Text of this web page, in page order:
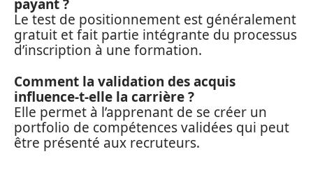
payant ?
Le test de positionnement est généralement
gratuit et fait partie intégrante du processus
d’inscription à une formation.
Comment la validation des acquis
influence-t-elle la carrière ?
Elle permet à l’apprenant de se créer un
portfolio de compétences validées qui peut
être présenté aux recruteurs.